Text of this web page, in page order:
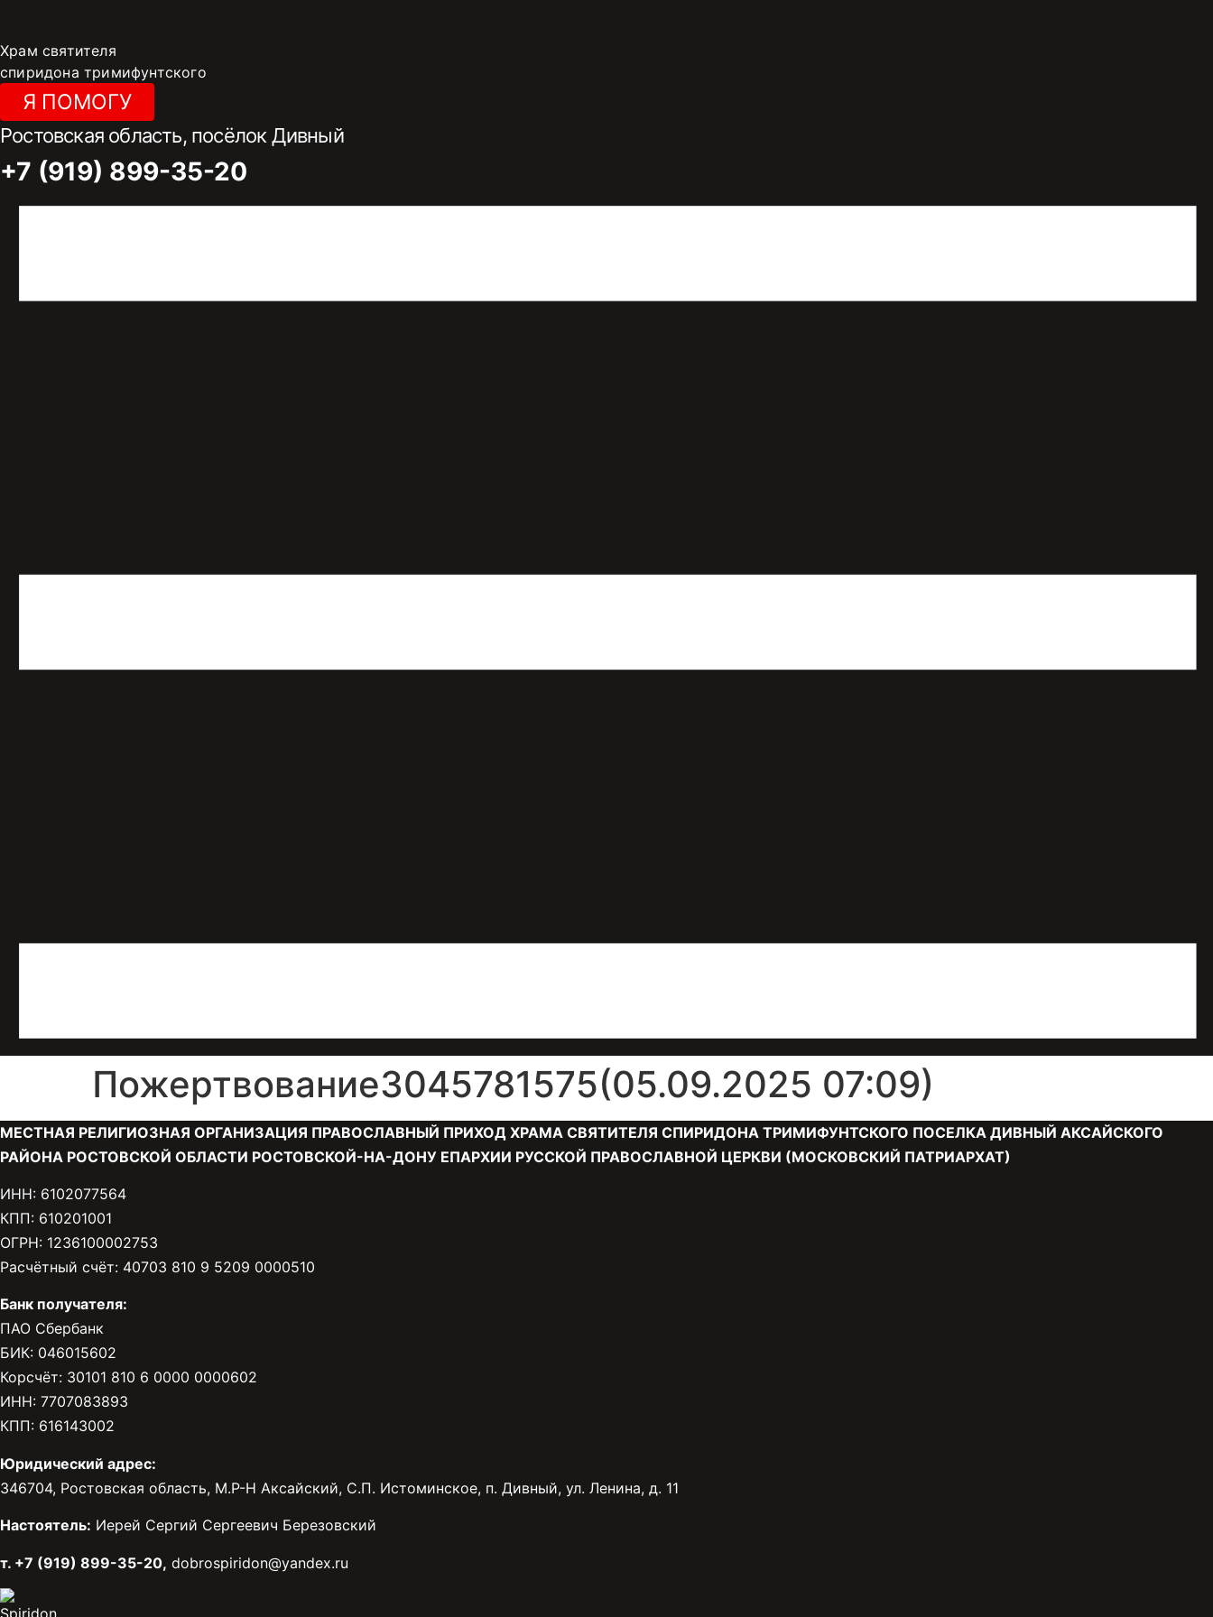
содержимому
Храм святителя
спиридона тримифунтского
Я ПОМОГУ
Ростовская область, посёлок Дивный
+7 (919) 899-35-20
Пожертвование3045781575(05.09.2025 07:09)
МЕСТНАЯ РЕЛИГИОЗНАЯ ОРГАНИЗАЦИЯ ПРАВОСЛАВНЫЙ ПРИХОД ХРАМА СВЯТИТЕЛЯ СПИРИДОНА ТРИМИФУНТСКОГО ПОСЕЛКА ДИВНЫЙ АКСАЙСКОГО
РАЙОНА РОСТОВСКОЙ ОБЛАСТИ РОСТОВСКОЙ-НА-ДОНУ ЕПАРХИИ РУССКОЙ ПРАВОСЛАВНОЙ ЦЕРКВИ (МОСКОВСКИЙ ПАТРИАРХАТ)
ИНН: 6102077564
КПП: 610201001
ОГРН: 1236100002753
Расчётный счёт: 40703 810 9 5209 0000510
Банк получателя:
ПАО Сбербанк
БИК: 046015602
Корсчёт: 30101 810 6 0000 0000602
ИНН: 7707083893
КПП: 616143002
Юридический адрес:
346704, Ростовская область, М.Р-Н Аксайский, С.П. Истоминское, п. Дивный, ул. Ленина, д. 11
Настоятель: Иерей Сергий Сергеевич Березовский
т. +7 (919) 899-35-20, dobrospiridon@yandex.ru